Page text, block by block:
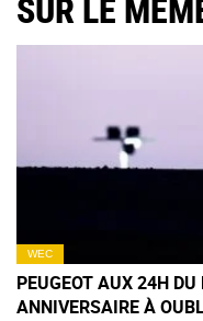
SUR LE
WEC
PEUGEOT AUX 24H
ANNIVERSAIRE À